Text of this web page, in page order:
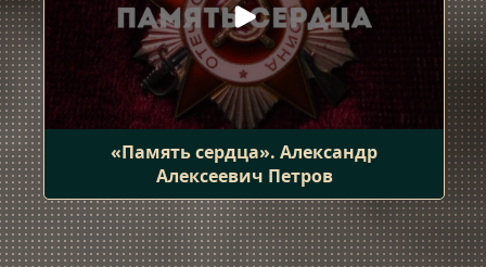
«Память сердца». Александр
Алексеевич Петров